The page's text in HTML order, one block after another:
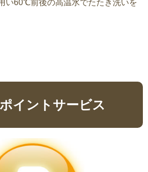
い60℃前後の高温水でたたき洗いを
イントサービス